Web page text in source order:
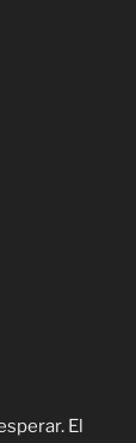
El